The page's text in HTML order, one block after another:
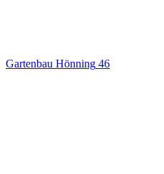
Gartenbau Hönning 46